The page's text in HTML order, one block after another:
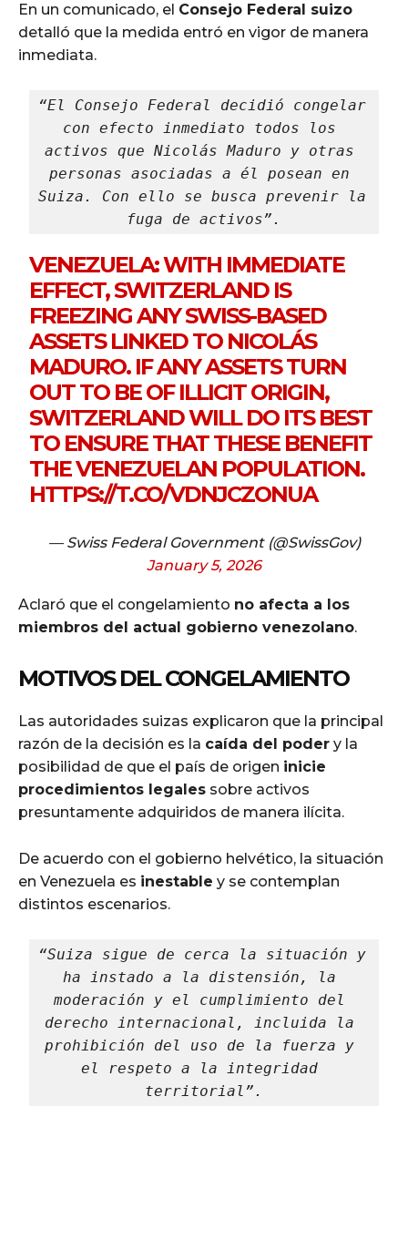
En un comunicado, el Consejo Federal suizo
detalló que la medida entró en vigor de manera
inmediata.
“El Consejo Federal decidió congelar
con efecto inmediato todos los
activos que Nicolás Maduro y otras
personas asociadas a él posean en
Suiza. Con ello se busca prevenir la
fuga de activos”.
VENEZUELA: WITH IMMEDIATE
EFFECT, SWITZERLAND IS
FREEZING ANY SWISS-BASED
ASSETS LINKED TO NICOLÁS
MADURO. IF ANY ASSETS TURN
OUT TO BE OF ILLICIT ORIGIN,
SWITZERLAND WILL DO ITS BEST
TO ENSURE THAT THESE BENEFIT
THE VENEZUELAN POPULATION.
HTTPS://T.CO/VDNJCZONUA
— Swiss Federal Government (@SwissGov)
January 5, 2026
Aclaró que el congelamiento no afecta a los
miembros del actual gobierno venezolano.
MOTIVOS DEL CONGELAMIENTO
Las autoridades suizas explicaron que la principal
razón de la decisión es la caída del poder y la
posibilidad de que el país de origen inicie
procedimientos legales sobre activos
presuntamente adquiridos de manera ilícita.
De acuerdo con el gobierno helvético, la situación
en Venezuela es inestable y se contemplan
distintos escenarios.
“Suiza sigue de cerca la situación y
ha instado a la distensión, la
moderación y el cumplimiento del
derecho internacional, incluida la
prohibición del uso de la fuerza y
el respeto a la integridad
territorial”.